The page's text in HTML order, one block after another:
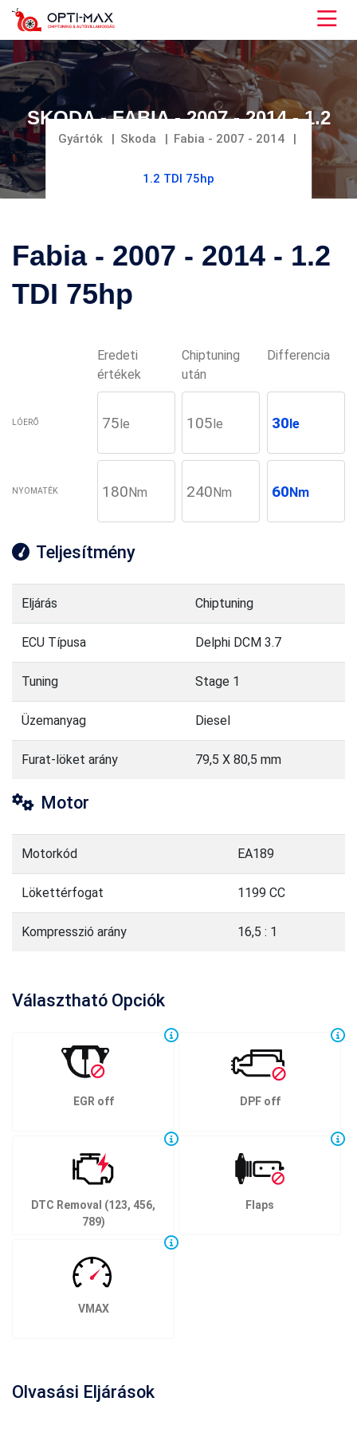
SKODA - FABIA - 2007 - 2014 - 1.2
TDI 75HP
Gyártók Skoda Fabia - 2007 - 2014
1.2 TDI 75hp
Fabia - 2007 - 2014 - 1.2
TDI 75hp
Eredeti
értékek
Chiptuning
után
Differencia
LÓERŐ 75le 105le 30le
NYOMATÉK 180Nm 240Nm 60Nm
Teljesítmény
Eljárás Chiptuning
ECU Típusa Delphi DCM 3.7
Tuning Stage 1
Üzemanyag Diesel
Furat-löket arány 79,5 X 80,5 mm
Motor
Motorkód EA189
Lökettérfogat 1199 CC
Kompresszió arány 16,5 : 1
Választható Opciók
EGR off DPF off
DTC Removal (123, 456,
789)
Flaps
VMAX
Olvasási Eljárások